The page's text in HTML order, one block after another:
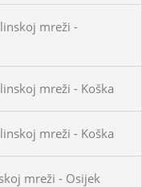
mreži -
mreži - Koška
mreži - Koška
mreži - Osijek